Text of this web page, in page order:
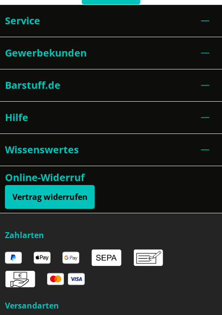
Service
Gewerbekunden
Barstuff.de
Hilfe
Wissenswertes
Online-Widerruf
Vertrag widerrufen
Zahlarten
Versandarten